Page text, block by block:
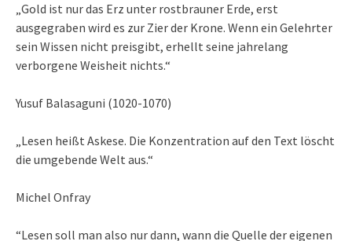
„Gold ist nur das Erz unter rostbrauner Erde, erst
ausgegraben wird es zur Zier der Krone. Wenn ein Gelehrter
sein Wissen nicht preisgibt, erhellt seine jahrelang
verborgene Weisheit nichts.“
Yusuf Balasaguni (1020-1070)
„Lesen heißt Askese. Die Konzentration auf den Text löscht
die umgebende Welt aus.“
Michel Onfray
“Lesen soll man also nur dann, wann die Quelle der eigenen